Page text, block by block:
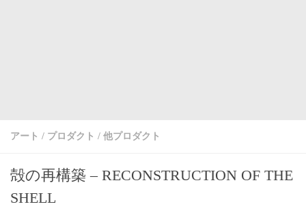
アート / プロダクト / 他プロダクト
殻の再構築 – RECONSTRUCTION OF THE
SHELL